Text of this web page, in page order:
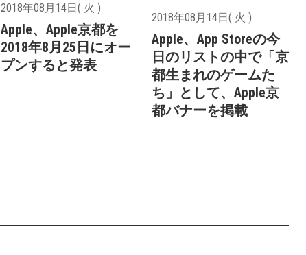
2018年08月14日( 火 )
Apple、Apple京都を
2018年8月25日にオー
プンすると発表
2018年08月14日( 火 )
Apple、App Storeの今
日のリストの中で「京
都生まれのゲームた
ち」として、Apple京
都バナーを掲載